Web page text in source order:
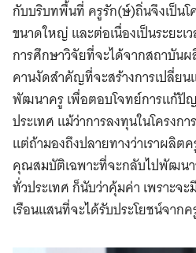
กับบริบทพื้นที่ ครูรัก(ษ์)ถิ่นจึงเป็นโ
ขนาดใหญ่ และต่อเนื่องเป็นระยะเ
การศึกษาวิจัยที่จะได้จากสถาบัน
คานงัดสำคัญที่จะสร้างการเปลี่ย
พัฒนาครู เพื่อตอบโจทย์การแก้ปั
ประเทศ แม้ว่าการลงทุนในโครง
แต่ถ้ามองถึงปลายทางว่าเราผลิ
คุณสมบัติเฉพาะที่จะกลับไปพัฒน
ทั่วประเทศ ก็นับว่าคุ้มค่า เพราะจ
เรือนแสนที่จะได้รับประโยชน์จาก